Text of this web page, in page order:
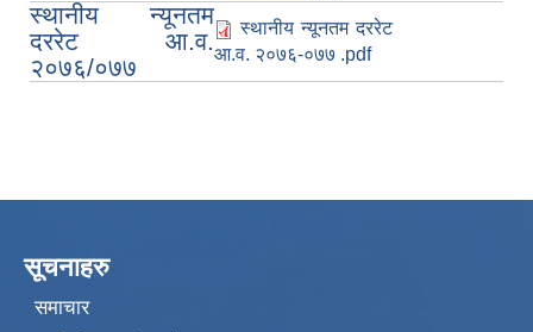
स्थानीय न्यूनतम
दररेट आ.व.
२०७६/०७७
स्थानीय न्यूनतम दररेट
आ.व. २०७६-०७७ .pdf
सूचनाहरु
समाचार